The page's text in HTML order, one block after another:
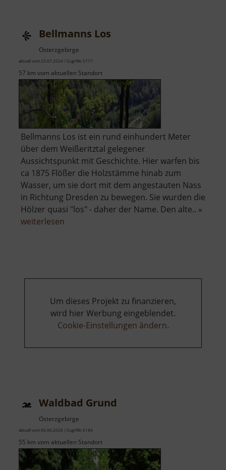
Bellmanns Los
Osterzgebirge
aktuell vom 23.07.2024 / Zugriffe: 5777
57 km vom aktuellen Standort
Bellmanns Los ist ein rund einhundert Meter
über dem Weißeritztal gelegener
Aussichtspunkt mit Geschichte. Hier warfen bis
ca 1875 Flößer die Holzstämme hinab zum
Wasser, um sie dort mit dem angestauten Nass
in Richtung Dresden zu bewegen. Sie wurden die
Hölzer quasi "los" - daher der Name. Den alte.. »
weiterlesen
Um dieses Projekt zu finanzieren,
wird hier Werbung eingeblendet.
Cookie-Einstellungen ändern.
Waldbad Grund
Osterzgebirge
aktuell vom 06.06.2026 / Zugriffe: 6184
55 km vom aktuellen Standort